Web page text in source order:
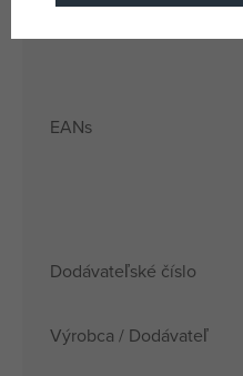
EANs
Dodávateľské číslo
Výrobca / Dodávateľ